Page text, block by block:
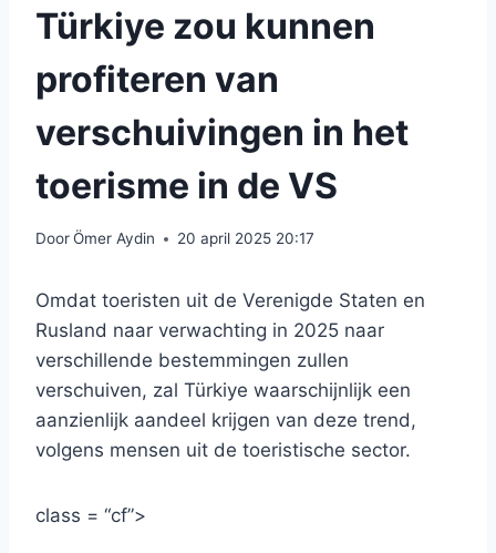
Türkiye zou kunnen
profiteren van
verschuivingen in het
toerisme in de VS
DoorÖmer Aydin 20 april 2025 20:17
Omdat toeristen uit de Verenigde Staten en
Rusland naar verwachting in 2025 naar
verschillende bestemmingen zullen
verschuiven, zal Türkiye waarschijnlijk een
aanzienlijk aandeel krijgen van deze trend,
volgens mensen uit de toeristische sector.
class = “cf”>